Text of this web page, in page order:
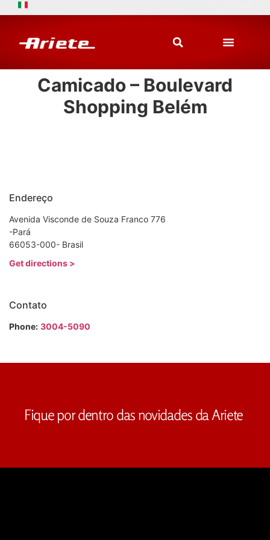
Camicado – Boulevard
Shopping Belém
Endereço
Avenida Visconde de Souza Franco 776
-Pará
66053-000- Brasil
Get directions >
Contato
Phone: 3004-5090
Fique por dentro das novidades da Ariete